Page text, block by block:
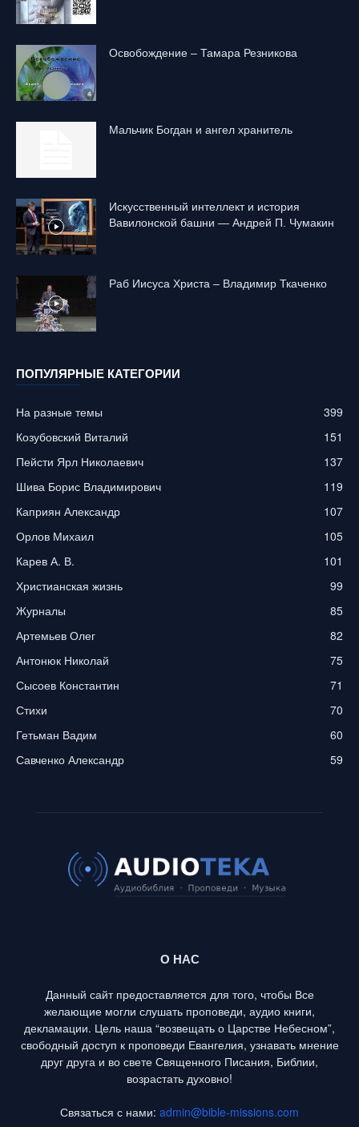
Освобождение – Тамара Резникова
Mальчик Богдан и ангел хранитель
Искусственный интеллект и история
Вавилонской башни — Андрей П. Чумакин
Раб Иисуса Христа – Владимир Ткаченко
ПОПУЛЯРНЫЕ КАТЕГОРИИ
На разные темы
399
Козубовский Виталий
151
Пейсти Ярл Николаевич
137
Шива Борис Владимирович
119
Каприян Александр
107
Орлов Михаил
105
Карев А. В.
101
Христианская жизнь
99
Журналы
85
Артемьев Олег
82
Антонюк Николай
75
Сысоев Константин
71
Стихи
70
Гетьман Вадим
60
Савченко Александр
59
О НАС
Данный сайт предоставляется для того, чтобы Все
желающие могли слушать проповеди, аудио книги,
декламации. Цель наша “возвещать о Царстве Небесном”,
свободный доступ к проповеди Евангелия, узнавать мнение
друг друга и во свете Священного Писания, Библии,
возрастать духовно!
Связаться с нами: admin@bible-missions.com